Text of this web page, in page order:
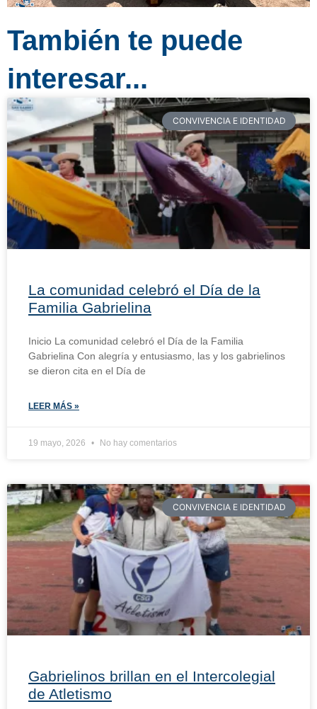
También te puede
interesar...
CONVIVENCIA E IDENTIDAD
La comunidad celebró el Día de la
Familia Gabrielina
Inicio La comunidad celebró el Día de la Familia
Gabrielina Con alegría y entusiasmo, las y los gabrielinos
se dieron cita en el Día de
LEER MÁS »
19 mayo, 2026 No hay comentarios
CONVIVENCIA E IDENTIDAD
Gabrielinos brillan en el Intercolegial
de Atletismo